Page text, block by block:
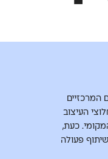
המרכזיים
אורון, מחלוצי העיצוב
כעת,
פעולה